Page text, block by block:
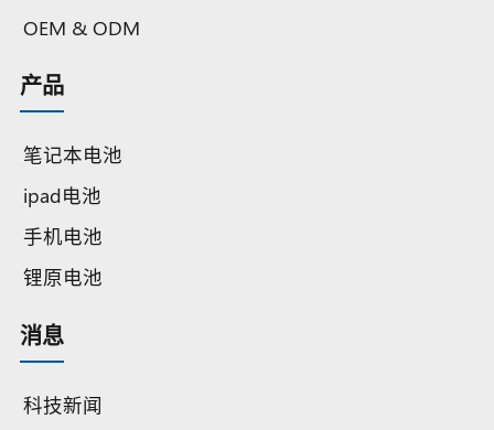
OEM & ODM
产品
笔记本电池
ipad电池
手机电池
锂原电池
消息
科技新闻